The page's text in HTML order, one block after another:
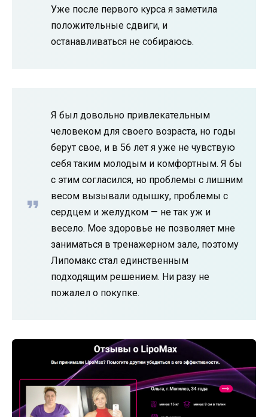
Уже после первого курса я заметила
положительные сдвиги, и
останавливаться не собираюсь.
Я был довольно привлекательным
человеком для своего возраста, но годы
берут свое, и в 56 лет я уже не чувствую
себя таким молодым и комфортным. Я бы
с этим согласился, но проблемы с лишним
весом вызывали одышку, проблемы с
сердцем и желудком — не так уж и
весело. Мое здоровье не позволяет мне
заниматься в тренажерном зале, поэтому
Липомакс стал единственным
подходящим решением. Ни разу не
пожалел о покупке.